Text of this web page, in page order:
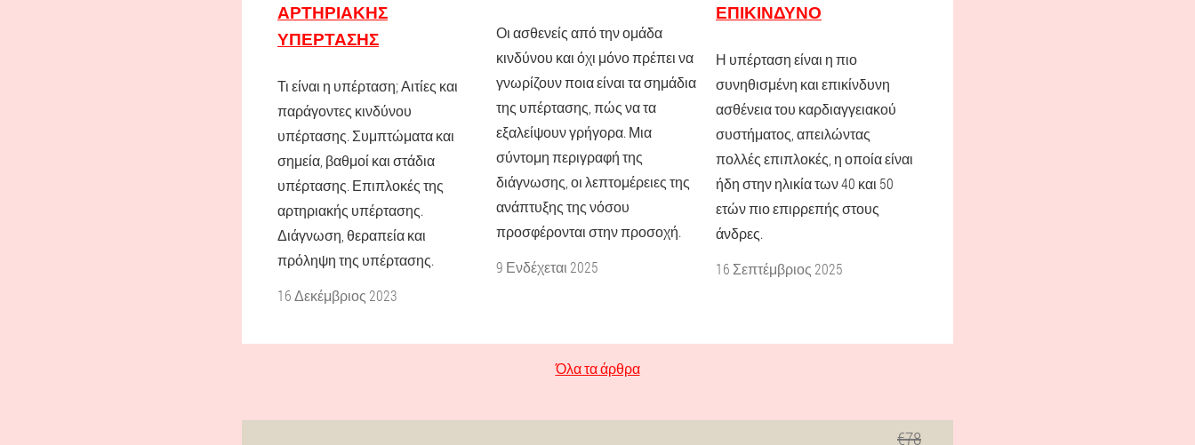
ΑΡΤΗΡΙΑΚΉΣ
ΥΠΈΡΤΑΣΗΣ
Τι είναι η υπέρταση; Αιτίες και
παράγοντες κινδύνου
υπέρτασης. Συμπτώματα και
σημεία, βαθμοί και στάδια
υπέρτασης. Επιπλοκές της
αρτηριακής υπέρτασης.
Διάγνωση, θεραπεία και
πρόληψη της υπέρτασης.
16 Δεκέμβριος 2023
Οι ασθενείς από την ομάδα
κινδύνου και όχι μόνο πρέπει να
γνωρίζουν ποια είναι τα σημάδια
της υπέρτασης, πώς να τα
εξαλείψουν γρήγορα. Μια
σύντομη περιγραφή της
διάγνωσης, οι λεπτομέρειες της
ανάπτυξης της νόσου
προσφέρονται στην προσοχή.
9 Ενδέχεται 2025
ΕΠΙΚΊΝΔΥΝΟ
Η υπέρταση είναι η πιο
συνηθισμένη και επικίνδυνη
ασθένεια του καρδιαγγειακού
συστήματος, απειλώντας
πολλές επιπλοκές, η οποία είναι
ήδη στην ηλικία των 40 και 50
ετών πιο επιρρεπής στους
άνδρες.
16 Σεπτέμβριος 2025
Όλα τα άρθρα
€78